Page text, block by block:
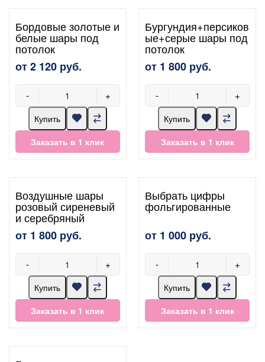
Бордовые золотые и
белые шары под
потолок
от 2 120 руб.
- +
Купить
Заказать в 1 клик
Бургундия+персиков
ые+серые шары под
потолок
от 1 800 руб.
- +
Купить
Заказать в 1 клик
Воздушные шары
розовый сиреневый
и серебряный
от 1 800 руб.
- +
Купить
Заказать в 1 клик
Выбрать цифры
фольгированные
от 1 000 руб.
- +
Купить
Заказать в 1 клик